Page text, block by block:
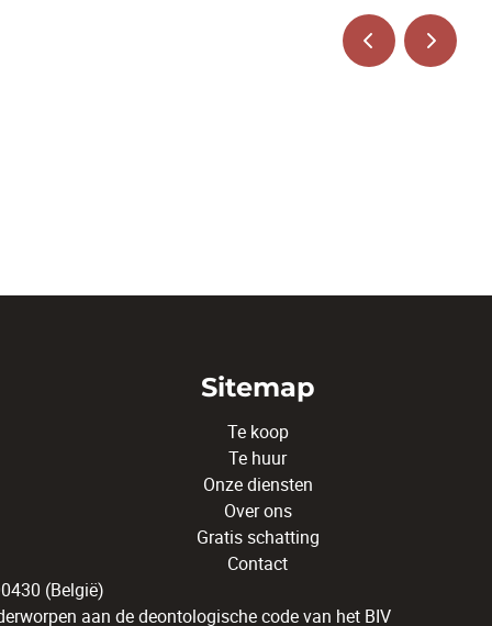
Sitemap
Te koop
Te huur
Onze diensten
Over ons
Gratis schatting
Contact
(België)
aan de deontologische code van het BIV